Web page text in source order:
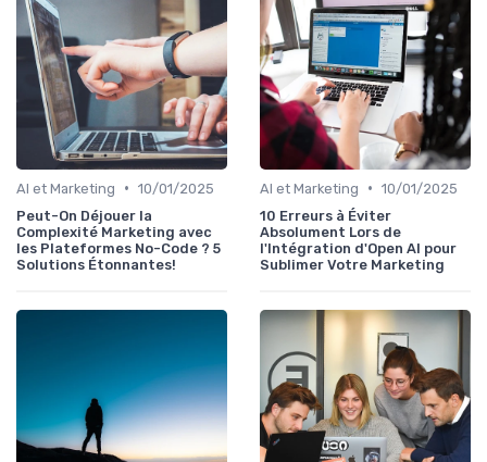
AI et Marketing • 10/01/2025
Peut-On Déjouer la
Complexité Marketing avec
les Plateformes No-Code ? 5
Solutions Étonnantes!
AI et Marketing • 10/01/2025
10 Erreurs à Éviter
Absolument Lors de
l'Intégration d'Open AI pour
Sublimer Votre Marketing